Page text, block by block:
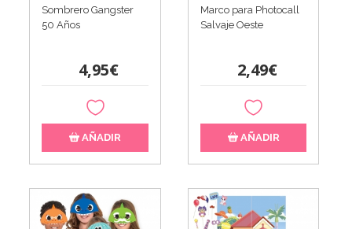
Sombrero Gangster
50 Años
4,95€
AÑADIR
Marco para Photocall
Salvaje Oeste
2,49€
AÑADIR